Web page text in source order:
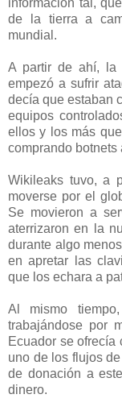
de la tierra a
mundial.
A partir de ahí, la
empezó a sufrir
decía que estaban
equipos
ellos y los más
comprando botnets
Wikileaks tuvo, a
moverse por el
Se movieron a
aterrizaron en la
durante algo
en apretar las
que los echara a
Al mismo
trabajándose por
Ecuador se ofrecía
uno de los flujos
de donación a
dinero.